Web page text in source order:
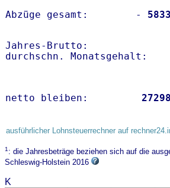
Abzüge gesamt:        -
Jahres-
netto bleiben:
ausführlicher Lohnsteuerrechner auf
1: die Jahresbeträge beziehen sich auf die
Schleswig-Holstein 2016
K